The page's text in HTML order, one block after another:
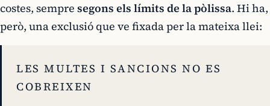
costes, sempre segons els límits de la pòlissa. Hi ha,
però, una exclusió que ve fixada per la mateixa llei:
LES MULTES I SANCIONS NO ES
COBREIXEN